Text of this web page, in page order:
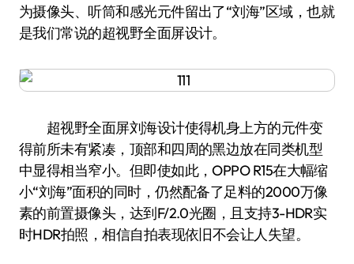
为摄像头、听筒和感光元件留出了“刘海”区域，也就
是我们常说的超视野全面屏设计。
超视野全面屏刘海设计使得机身上方的元件变
得前所未有紧凑，顶部和四周的黑边放在同类机型
中显得相当窄小。但即使如此，OPPO R15在大幅缩
小“刘海”面积的同时，仍然配备了足料的2000万像
素的前置摄像头，达到F/2.0光圈，且支持3-HDR实
时HDR拍照，相信自拍表现依旧不会让人失望。